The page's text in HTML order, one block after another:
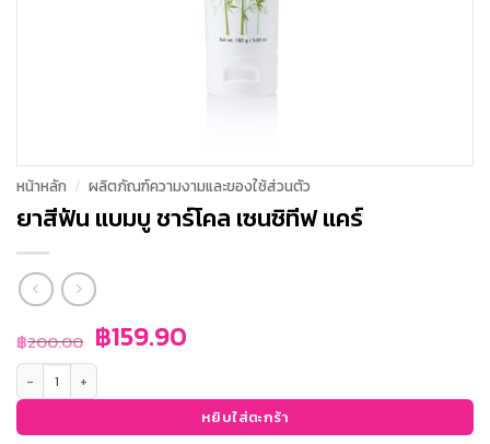
หน้าหลัก / ผลิตภัณฑ์ความงามและของใช้ส่วนตัว
ยาสีฟัน แบมบู ชาร์โคล เซนซิทีฟ แคร์
฿200.00 Original
price
was:
฿200.00.
฿159.90Current
฿159.90.
จำนวน ยาสีฟัน แบมบู ชาร์โคล เซนซิทีฟ แคร์ ชิ้น
หยิบใส่ตะกร้า